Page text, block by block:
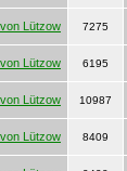
Lützow 7275
Lützow 6195
Lützow 10987
Lützow 8409